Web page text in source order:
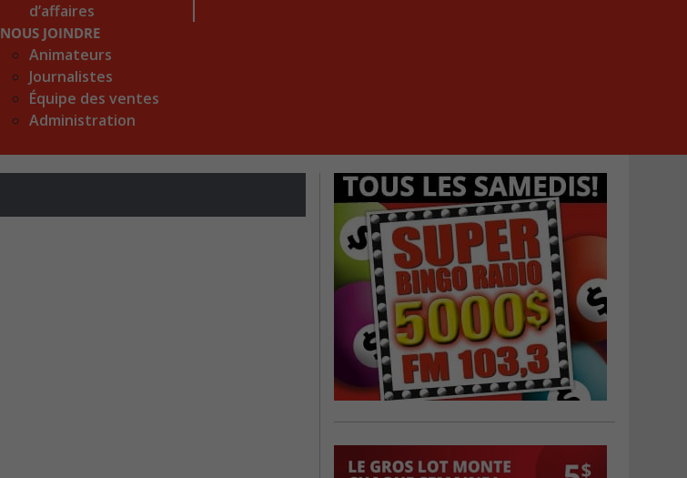
d’affaires
NOUS JOINDRE
Animateurs
Journalistes
Équipe des ventes
Administration